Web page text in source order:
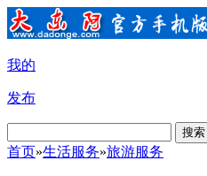
我的
发布
搜索
首页»生活服务»旅游服务